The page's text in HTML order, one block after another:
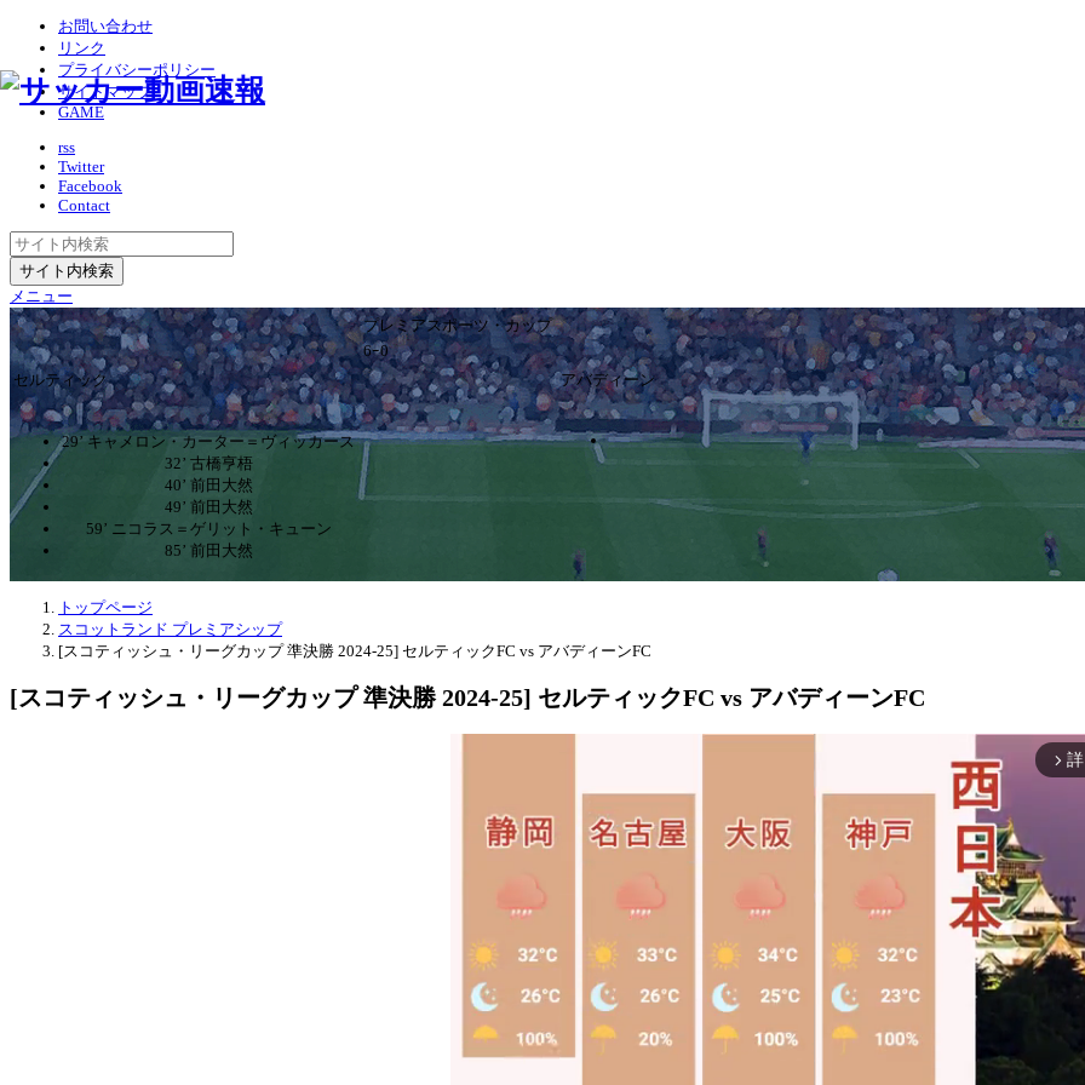
お問い合わせ
リンク
プライバシーポリシー
サイトマップ
GAME
rss
Twitter
Facebook
Contact
メニュー
プレミアスポーツ・カップ
6ｰ0
セルティック
アバディーン
29’ キャメロン・カーター＝ヴィッカース
32’ 古橋亨梧
40’ 前田大然
49’ 前田大然
59’ ニコラス＝ゲリット・キューン
85’ 前田大然
トップページ
スコットランド プレミアシップ
[スコティッシュ・リーグカップ 準決勝 2024-25] セルティックFC vs アバディーンFC
[スコティッシュ・リーグカップ 準決勝 2024-25] セルティックFC vs アバディーンFC
arrow_forward_ios